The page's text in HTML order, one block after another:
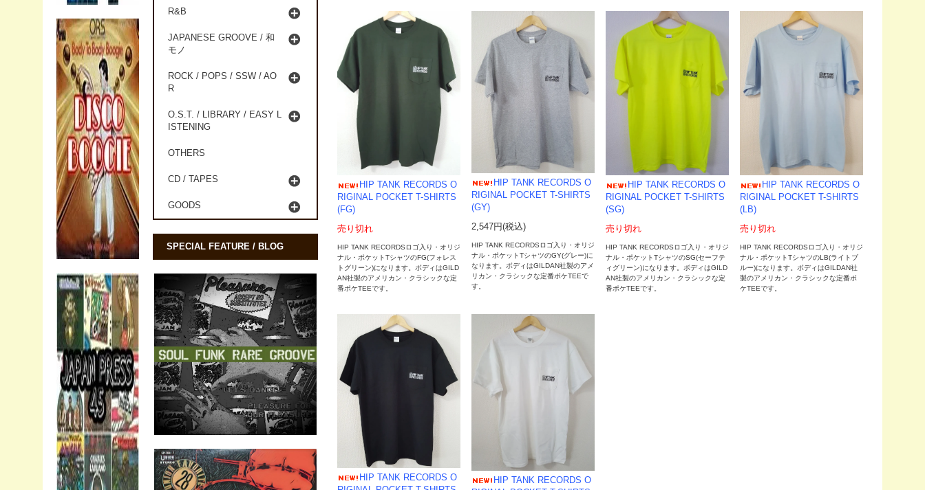
HIP TANK RECORDS O
RIGINAL POCKET T-SHIRTS
(FG)
売り切れ
HIP TANK RECORDSロゴ入り・オリジ
ナル・ポケットTシャツのFG(フォレス
トグリーン)になります。ボディはGILD
AN社製のアメリカン・クラシックな定
番ポケTEEです。
HIP TANK RECORDS O
RIGINAL POCKET T-SHIRTS
(GY)
2,547円(税込)
HIP TANK RECORDSロゴ入り・オリジ
ナル・ポケットTシャツのGY(グレー)に
なります。ボディはGILDAN社製のアメ
リカン・クラシックな定番ポケTEEで
す。
HIP TANK RECORDS O
RIGINAL POCKET T-SHIRTS
(SG)
売り切れ
HIP TANK RECORDSロゴ入り・オリジ
ナル・ポケットTシャツのSG(セーフテ
ィグリーン)になります。ボディはGILD
AN社製のアメリカン・クラシックな定
番ポケTEEです。
HIP TANK RECORDS O
RIGINAL POCKET T-SHIRTS
(LB)
売り切れ
HIP TANK RECORDSロゴ入り・オリジ
ナル・ポケットTシャツのLB(ライトブ
ルー)になります。ボディはGILDAN社
製のアメリカン・クラシックな定番ポ
ケTEEです。
HIP TANK RECORDS O
HIP TANK RECORDS O
R&B
JAPANESE GROOVE / 和
モノ
ROCK / POPS / SSW / AO
R
O.S.T. / LIBRARY / EASY L
ISTENING
OTHERS
CD / TAPES
GOODS
SPECIAL FEATURE / BLOG